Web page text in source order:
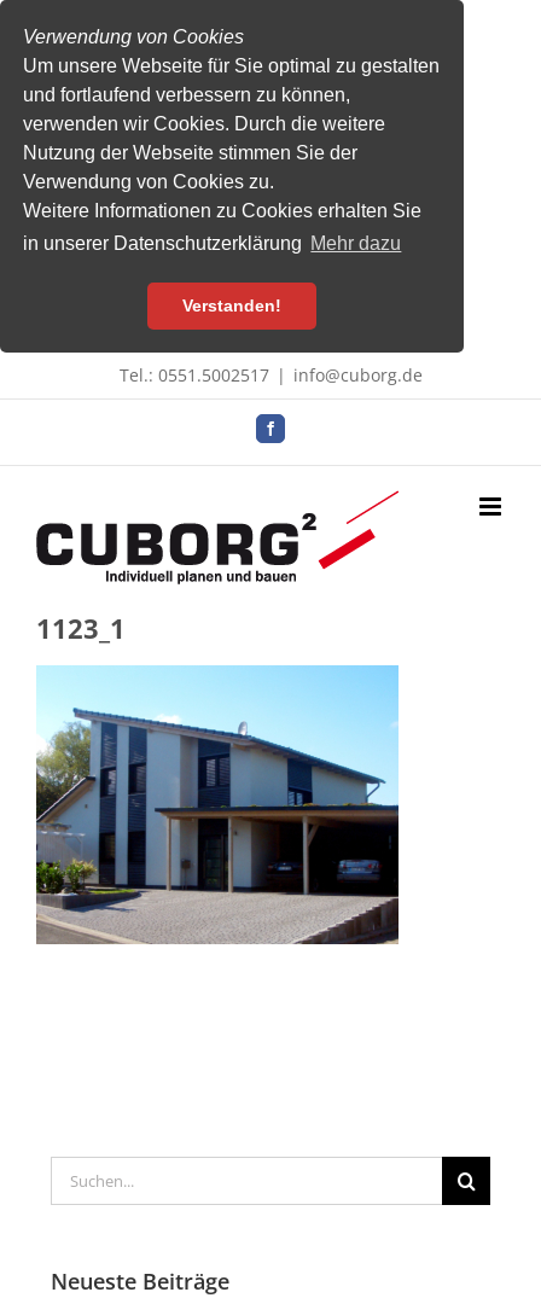
Verwendung von Cookies
Um unsere Webseite für Sie optimal zu gestalten
und fortlaufend verbessern zu können,
verwenden wir Cookies. Durch die weitere
Nutzung der Webseite stimmen Sie der
Verwendung von Cookies zu.
Weitere Informationen zu Cookies erhalten Sie
in unserer Datenschutzerklärung Mehr dazu
Verstanden!
Inhalt
Tel.: 0551.5002517 | info@cuborg.de
Facebook
1123_1
Suche
nach:
Neueste Beiträge